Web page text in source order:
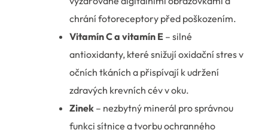
chrání fotoreceptory před poškozením.
Vitamín C a vitamín E – silné
antioxidanty, které snižují oxidační stres v
očních tkáních a přispívají k udržení
zdravých krevních cév v oku.
Zinek – nezbytný minerál pro správnou
funkci sítnice a tvorbu ochranného